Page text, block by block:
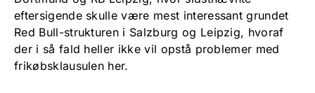
eftersigende skulle være mest interessant grundet
Red Bull-strukturen i Salzburg og Leipzig, hvoraf
der i så fald heller ikke vil opstå problemer med
frikøbsklausulen her.